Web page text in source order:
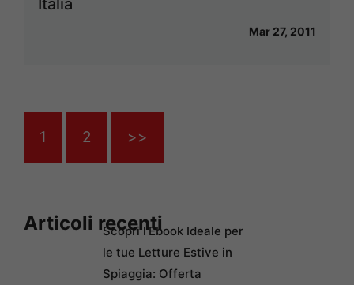
Italia
Mar 27, 2011
1 2 >>
Articoli recentiScopri l’Ebook Ideale per
le tue Letture Estive in
Spiaggia: Offerta